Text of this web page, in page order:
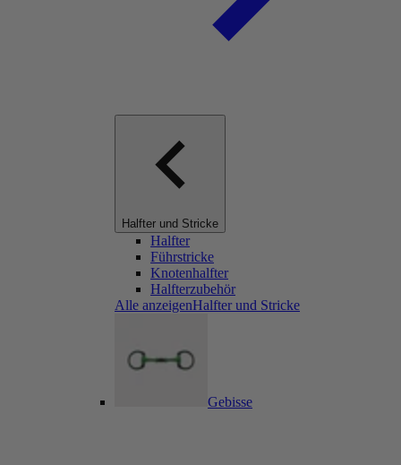
Halfter und Stricke
Halfter
Führstricke
Knotenhalfter
Halfterzubehör
Alle anzeigenHalfter und Stricke
Gebisse